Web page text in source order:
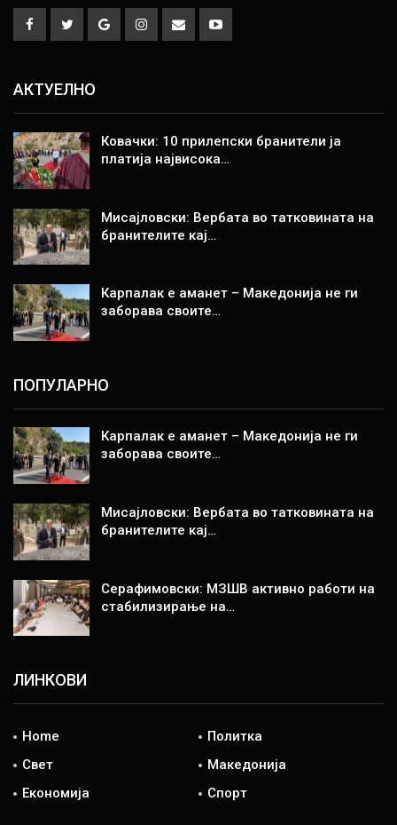
АКТУЕЛНО
Ковачки: 10 прилепски бранители ја
платија највисока…
Мисајловски: Вербата во татковината на
бранителите кај…
Карпалак е аманет – Македонија не ги
заборава своите…
ПОПУЛАРНО
Карпалак е аманет – Македонија не ги
заборава своите…
Мисајловски: Вербата во татковината на
бранителите кај…
Серафимовски: МЗШВ активно работи на
стабилизирање на…
ЛИНКОВИ
Home
Политка
Свет
Македонија
Економија
Спорт